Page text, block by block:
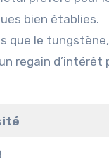
bien établies.
que le
regain d’intérêt